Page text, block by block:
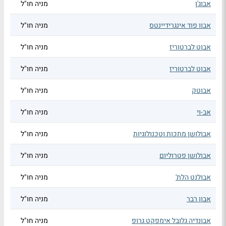
אבוג'ן מניה חו"ל
אבוו פוד אינגרידיינטס מניה חו"ל
אבוט לברטוריז מניה חו"ל
אבוט לברטוריז מניה חו"ל
אבוטק מניה חו"ל
אב-וי מניה חו"ל
אבולושן מתכות וטכנולוגיות מניה חו"ל
אבולושן פטרוליום מניה חו"ל
אבולנט הלת' מניה חו"ל
אבון רבר מניה חו"ל
אבונדיה גלובל אימפקט גרופ מניה חו"ל